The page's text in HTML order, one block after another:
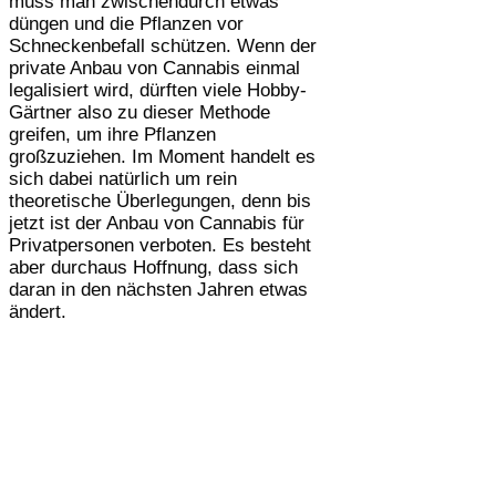
düngen und die Pflanzen vor
Schneckenbefall schützen. Wenn der
private Anbau von Cannabis einmal
legalisiert wird, dürften viele Hobby-
Gärtner also zu dieser Methode
greifen, um ihre Pflanzen
großzuziehen. Im Moment handelt es
sich dabei natürlich um rein
theoretische Überlegungen, denn bis
jetzt ist der Anbau von Cannabis für
Privatpersonen verboten. Es besteht
aber durchaus Hoffnung, dass sich
daran in den nächsten Jahren etwas
ändert.